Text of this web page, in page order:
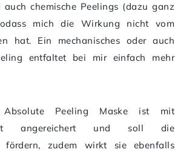
auch chemische Peelings (dazu ganz
mich die Wirkung nicht vom
hat. Ein mechanisches oder auch
entfaltet bei mir einfach mehr
Absolute Peeling Maske ist mit
angereichert und soll die
fördern, zudem wirkt sie ebenfalls